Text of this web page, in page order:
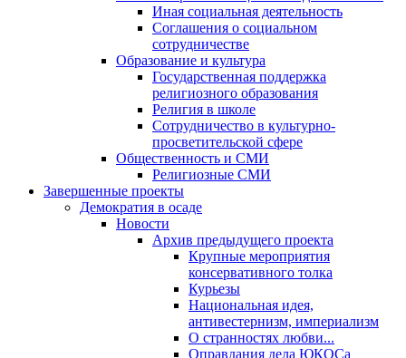
Иная социальная деятельность
Соглашения о социальном
сотрудничестве
Образование и культура
Государственная поддержка
религиозного образования
Религия в школе
Сотрудничество в культурно-
просветительской сфере
Общественность и СМИ
Религиозные СМИ
Завершенные проекты
Демократия в осаде
Новости
Архив предыдущего проекта
Крупные мероприятия
консервативного толка
Курьезы
Национальная идея,
антивестернизм, империализм
О странностях любви...
Оправдания дела ЮКОСа